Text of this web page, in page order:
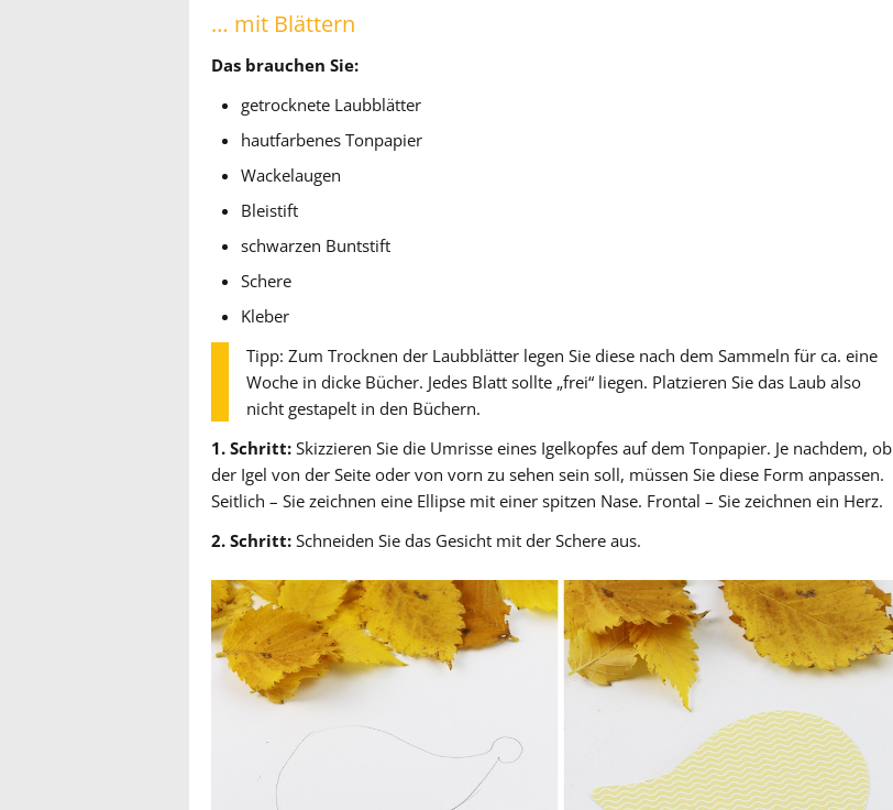
… mit Blättern
Das brauchen Sie:
getrocknete Laubblätter
hautfarbenes Tonpapier
Wackelaugen
Bleistift
schwarzen Buntstift
Schere
Kleber
Tipp: Zum Trocknen der Laubblätter legen Sie diese nach dem Sammeln für ca. eine
Woche in dicke Bücher. Jedes Blatt sollte „frei“ liegen. Platzieren Sie das Laub also
nicht gestapelt in den Büchern.
1. Schritt: Skizzieren Sie die Umrisse eines Igelkopfes auf dem Tonpapier. Je nachdem, ob
der Igel von der Seite oder von vorn zu sehen sein soll, müssen Sie diese Form anpassen.
Seitlich – Sie zeichnen eine Ellipse mit einer spitzen Nase. Frontal – Sie zeichnen ein Herz.
2. Schritt: Schneiden Sie das Gesicht mit der Schere aus.